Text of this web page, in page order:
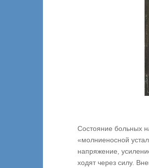
Состояние больных
«молниеносной
напряжение,
ходят через силу.